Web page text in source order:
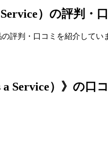
）の評判・
評判・口コミを紹介して
Service） 》の口